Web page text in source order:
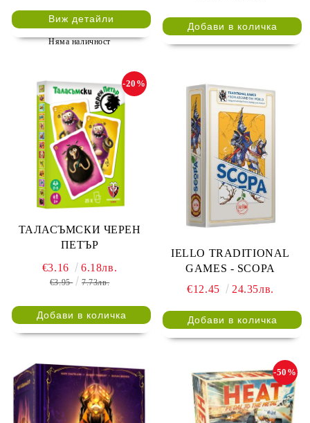
KRANG + DELUXE
TOKENS + SLEEVES +
COLLECTOR COIN + ALT
Виж детайли
Няма наличност
ТАЛАСЪМСКИ ЧЕРЕН
ПЕТЪР
-20%
€3.16 6.18лв.
€3.95 7.73лв.
IELLO TRADITIONAL
GAMES - SCOPA
€12.45
24.35лв.
-50%